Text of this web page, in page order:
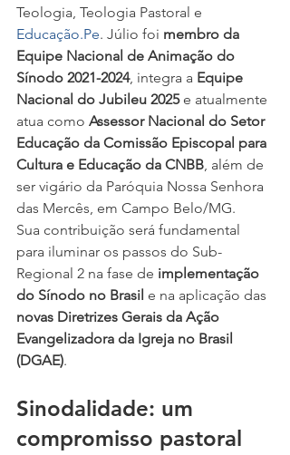
Teologia, Teologia Pastoral e
Educação.Pe. Júlio foi membro da
Equipe Nacional de Animação do
Sínodo 2021-2024, integra a Equipe
Nacional do Jubileu 2025 e atualmente
atua como Assessor Nacional do Setor
Educação da Comissão Episcopal para
Cultura e Educação da CNBB, além de
ser vigário da Paróquia Nossa Senhora
das Mercês, em Campo Belo/MG.
Sua contribuição será fundamental
para iluminar os passos do Sub-
Regional 2 na fase de implementação
do Sínodo no Brasil e na aplicação das
novas Diretrizes Gerais da Ação
Evangelizadora da Igreja no Brasil
(DGAE).
Sinodalidade: um
compromisso pastoral